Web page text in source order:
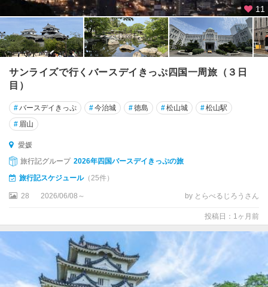
11
サンライズで行くバースデイきっぷ四国一周旅（３日
目）
#バースデイきっぷ #今治城 #徳島 #松山城 #松山駅
# 眉山
愛媛
旅行記グループ 2026年四国バースデイきっぷの旅
旅行記スケジュール（25件）
28 2026/06/08～ by とらべるじろうさん
投稿日：1ヶ月前